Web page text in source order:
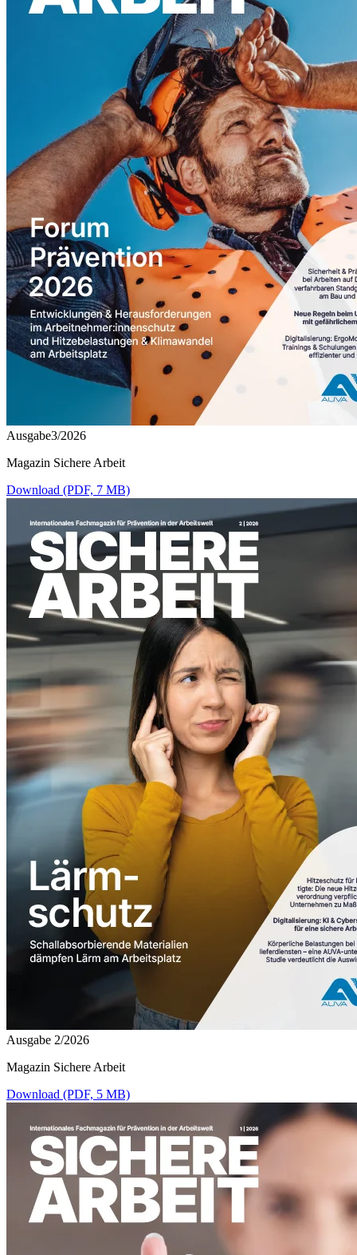
Ausgabe3/2026
Magazin Sichere Arbeit
Download (PDF, 7 MB)
Ausgabe 2/2026
Magazin Sichere Arbeit
Download (PDF, 5 MB)